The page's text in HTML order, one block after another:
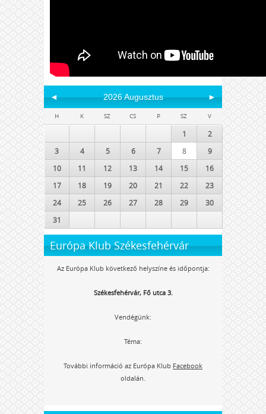
◄ 2026 Augusztus ►
H K SZ CS P SZ V
1
2
3
4 5 6 7 8
9
10
11 12 13 14 15
16
17
18 19 20 21 22
23
24
25 26 27 28 29
30
31
Európa Klub Székesfehérvár
Az Európa Klub következő helyszíne és időpontja:
Székesfehérvár, Fő utca 3.
Vendégünk:
Téma:
További információ az Európa Klub Facebook
oldalán.